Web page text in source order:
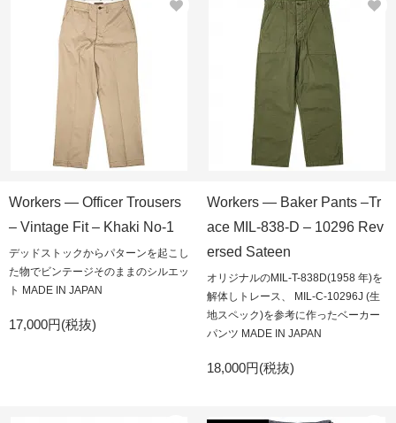
Workers — Officer Trousers
– Vintage Fit – Khaki No-1
デッドストックからパターンを起こし
た物でビンテージそのままのシルエッ
ト MADE IN JAPAN
17,000円(税抜)
Workers — Baker Pants –Tr
ace MIL-838-D – 10296 Rev
ersed Sateen
オリジナルのMIL-T-838D(1958 年)を
解体しトレース、 MIL-C-10296J (生
地スペック)を参考に作ったベーカー
パンツ MADE IN JAPAN
18,000円(税抜)